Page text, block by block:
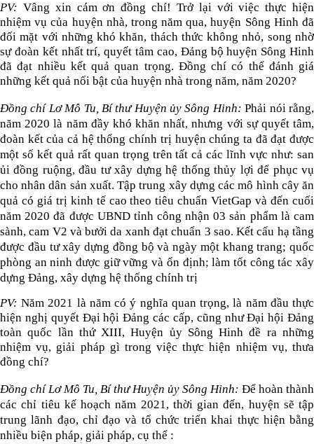
PV: Vâng xin cám ơn đồng chí! Trở lại với việc thực hiện
nhiệm vụ của huyện nhà, trong năm qua, huyện Sông Hinh đã
đối mặt với những khó khăn, thách thức không nhỏ, song nhờ
sự đoàn kết nhất trí, quyết tâm cao, Đảng bộ huyện Sông Hinh
đã đạt nhiều kết quả quan trọng. Đồng chí có thể đánh giá
những kết quả nổi bật của huyện nhà trong năm, năm 2020?
Đồng chí Lơ Mô Tu, Bí thư Huyện ủy Sông Hinh:Phải nói rằng,
năm 2020 là năm đầy khó khăn nhất, nhưng với sự quyết tâm,
đoàn kết của cả hệ thống chính trị huyện chúng ta đã đạt được
một số kết quả rất quan trọng trên tất cả các lĩnh vực như: san
ủi đồng ruộng, đầu tư xây dựng hệ thống thủy lợi để phục vụ
cho nhân dân sản xuất. Tập trung xây dựng các mô hình cây ăn
quả có giá trị kinh tế cao theo tiêu chuẩn VietGap và đến cuối
năm 2020 đã được UBND tỉnh công nhận 03 sản phẩm là cam
sành, cam V2 và bưởi da xanh đạt chuẩn 3 sao. Kết cấu hạ tầng
được đầu tư xây dựng đồng bộ và ngày một khang trang; quốc
phòng an ninh được giữ vững và ổn định; làm tốt công tác xây
dựng Đảng, xây dựng hệ thống chính trị
PV: Năm 2021 là năm có ý nghĩa quan trọng, là năm đầu thực
hiện nghị quyết Đại hội Đảng các cấp, cũng như Đại hội Đảng
toàn quốc lần thứ XIII, Huyện ủy Sông Hinh đề ra những
nhiệm vụ, giải pháp gì trong việc thực hiện nhiệm vụ, thưa
đồng chí?
Đồng chí Lơ Mô Tu, Bí thư Huyện ủy Sông Hinh: Để hoàn thành
các chỉ tiêu kế hoạch năm 2021, thời gian đến, huyện sẽ tập
trung lãnh đạo, chỉ đạo và tổ chức triển khai thực hiện bằng
nhiều biện pháp, giải pháp, cụ thể :